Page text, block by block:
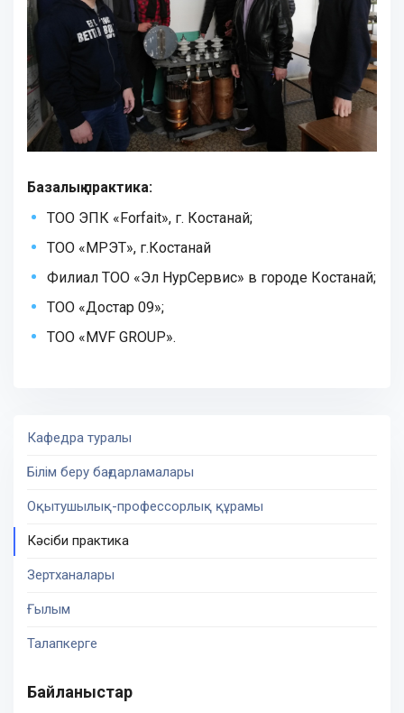
Базалық практика:
ТОО ЭПК «Forfait», г. Костанай;
ТОО «МРЭТ», г.Костанай
Филиал ТОО «Эл НурСервис» в городе Костанай;
ТОО «Достар 09»;
ТОО «MVF GROUP».
Кафедра туралы
Білім беру бағдарламалары
Оқытушылық-профессорлық құрамы
Кәсіби практика
Зертханалары
Ғылым
Талапкерге
Байланыстар